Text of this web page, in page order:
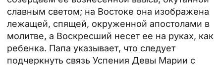
славным светом; на Востоке она изображена
лежащей, спящей, окруженной апостолами в
молитве, а Воскресший несет ее на руках, как
ребенка. Папа указывает, что следует
подчеркнуть связь Успения Девы Марии с